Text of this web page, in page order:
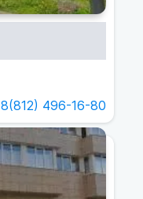
8(812) 496-16-80